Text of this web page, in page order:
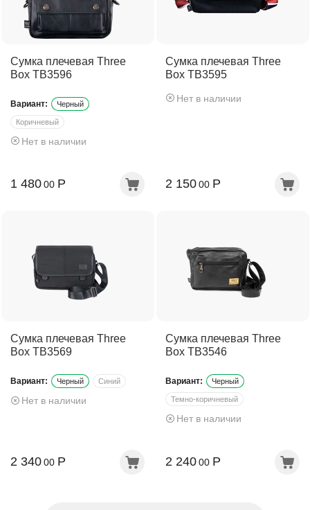
Сумка плечевая Three
Box TB3596
Вариант: Черный
Коричневый
Темно-коричневый
Нет в наличии
1 480 00 Р
Сумка плечевая Three
Box TB3595
Нет в наличии
2 150 00 Р
Сумка плечевая Three
Box TB3569
Вариант: Черный Синий
Нет в наличии
2 340 00 Р
Сумка плечевая Three
Box TB3546
Вариант: Черный
Темно-коричневый
Нет в наличии
2 240 00 Р